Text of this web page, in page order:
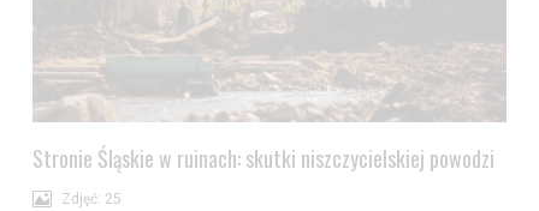
Stronie Śląskie w ruinach: skutki niszczycielskiej powodzi
Zdjęć: 25